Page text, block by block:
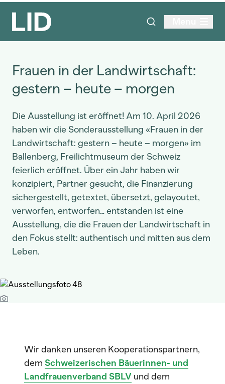
Frauen in der Landwirtschaft:
gestern – heute – morgen
Die Ausstellung ist eröffnet! Am 10. April 2026
haben wir die Sonderausstellung «Frauen in der
Landwirtschaft: gestern – heute – morgen» im
Ballenberg, Freilichtmuseum der Schweiz
feierlich eröffnet. Über ein Jahr haben wir
konzipiert, Partner gesucht, die Finanzierung
sichergestellt, getextet, übersetzt, gelayoutet,
verworfen, entworfen… entstanden ist eine
Ausstellung, die die Frauen der Landwirtschaft in
den Fokus stellt: authentisch und mitten aus dem
Leben.
Wir danken unseren Kooperationspartnern,
dem Schweizerischen Bäuerinnen- und
Landfrauenverband SBLV und dem